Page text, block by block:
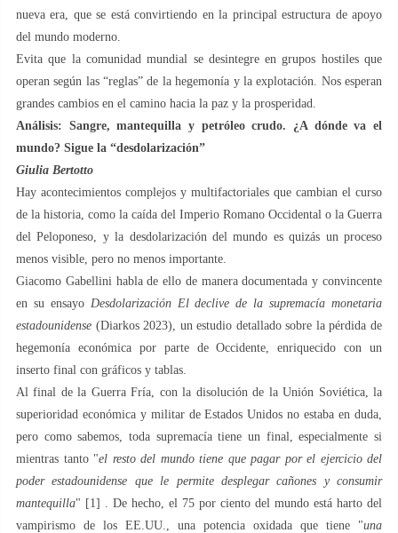
nueva era, que se está convirtiendo en la principal estructura de apoyo
del mundo moderno.
Evita que la comunidad mundial se desintegre en grupos hostiles que
operan según las “reglas” de la hegemonía y la explotación. Nos esperan
grandes cambios en el camino hacia la paz y la prosperidad.
Análisis: Sangre, mantequilla y petróleo crudo. ¿A dónde va el
mundo? Sigue la “desdolarización”
Giulia Bertotto
Hay acontecimientos complejos y multifactoriales que cambian el curso
de la historia, como la caída del Imperio Romano Occidental o la Guerra
del Peloponeso, y la desdolarización del mundo es quizás un proceso
menos visible, pero no menos importante.
Giacomo Gabellini habla de ello de manera documentada y convincente
en su ensayo Desdolarización El declive de la supremacía monetaria
estadounidense (Diarkos 2023), un estudio detallado sobre la pérdida de
hegemonía económica por parte de Occidente, enriquecido con un
inserto final con gráficos y tablas.
Al final de la Guerra Fría, con la disolución de la Unión Soviética, la
superioridad económica y militar de Estados Unidos no estaba en duda,
pero como sabemos, toda supremacía tiene un final, especialmente si
mientras tanto "el resto del mundo tiene que pagar por el ejercicio del
poder estadounidense que le permite desplegar cañones y consumir
mantequilla" [1] . De hecho, el 75 por ciento del mundo está harto del
vampirismo de los EE.UU., una potencia oxidada que tiene "una